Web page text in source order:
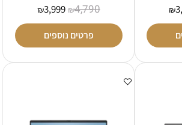
₪
₪4,790
₪3,999
פרטים נוספים